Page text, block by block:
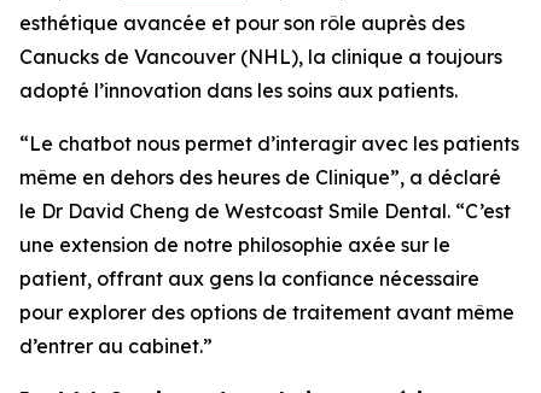
esthétique avancée et pour son rôle auprès des
Canucks de Vancouver (NHL), la clinique a toujours
adopté l’innovation dans les soins aux patients.
“Le chatbot nous permet d’interagir avec les patients
même en dehors des heures de Clinique”, a déclaré
le Dr David Cheng de Westcoast Smile Dental. “C’est
une extension de notre philosophie axée sur le
patient, offrant aux gens la confiance nécessaire
pour explorer des options de traitement avant même
d’entrer au cabinet.”